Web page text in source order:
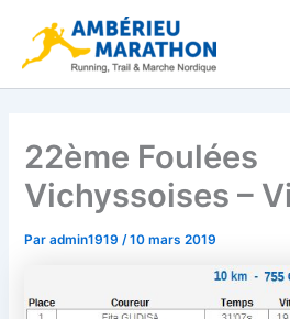
contenu
22ème Foulées
Vichyssoises –
Paradmin1919/10 mars 2019